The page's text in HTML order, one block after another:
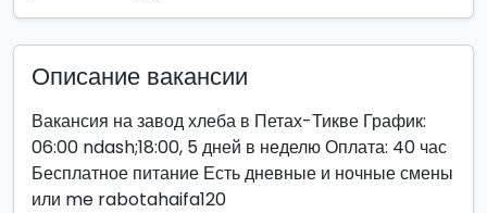
Описание вакансии
Вакансия на завод хлеба в Петах-Тикве График:
06:00 ndash;18:00, 5 дней в неделю Оплата: 40 час
Бесплатное питание Есть дневные и ночные смены
или me rabotahaifa120